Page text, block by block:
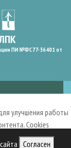
Согласен
ПИ №ФС77-36401 от
улучшения работы
Cookies